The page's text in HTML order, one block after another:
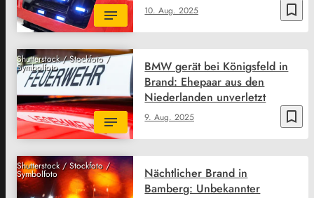
bookmark_border
10. Aug. 2025
Shutterstock / Stockfoto /
Symbolfoto
bookmark_border
9. Aug. 2025
BMW gerät bei Königsfeld in
Brand: Ehepaar aus den
Niederlanden unverletzt
Shutterstock / Stockfoto /
Symbolfoto
Nächtlicher Brand in
Bamberg: Unbekannter